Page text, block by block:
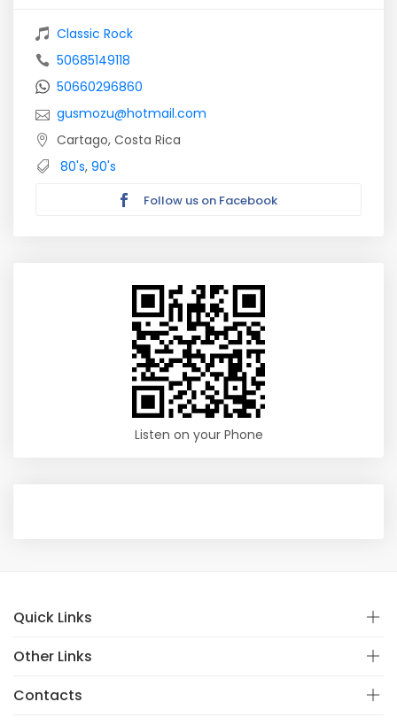
Classic Rock
50685149118
50660296860
gusmozu@hotmail.com
Cartago, Costa Rica
80's, 90's
Follow us on Facebook
Listen on your Phone
Quick Links
Other Links
Contacts